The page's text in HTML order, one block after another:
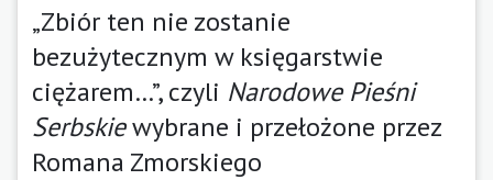
„Zbiór ten nie zostanie
bezużytecznym w księgarstwie
ciężarem…”, czyli Narodowe Pieśni
Serbskiewybrane i przełożone przez
Romana Zmorskiego